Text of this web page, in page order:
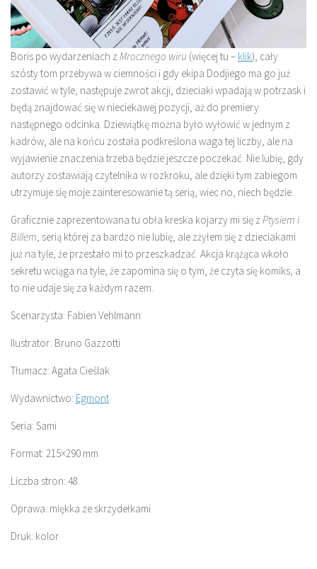
Boris po wydarzeniach z Mrocznego wiru (więcej tu – klik), cały
szósty tom przebywa w ciemności i gdy ekipa Dodjiego ma go już
zostawić w tyle, następuje zwrot akcji, dzieciaki wpadają w potrzask i
będą znajdować się w nieciekawej pozycji, aż do premiery
następnego odcinka. Dziewiątkę można było wyłowić w jednym z
kadrów, ale na końcu została podkreślona waga tej liczby, ale na
wyjawienie znaczenia trzeba będzie jeszcze poczekać. Nie lubię, gdy
autorzy zostawiają czytelnika w rozkroku, ale dzięki tym zabiegom
utrzymuje się moje zainteresowanie tą serią, wiec no, niech będzie.
Graficznie zaprezentowana tu obła kreska kojarzy mi się z Ptysiem i
Billem , serią której za bardzo nie lubię, ale zżyłem się z dzieciakami
już na tyle, że przestało mi to przeszkadzać. Akcja krążąca wkoło
sekretu wciąga na tyle, że zapomina się o tym, że czyta się komiks, a
to nie udaje się za każdym razem.
Scenarzysta: Fabien Vehlmann
Ilustrator: Bruno Gazzotti
Tłumacz: Agata Cieślak
Wydawnictwo: Egmont
Seria: Sami
Format: 215×290 mm
Liczba stron: 48
Oprawa: miękka ze skrzydełkami
Druk: kolor